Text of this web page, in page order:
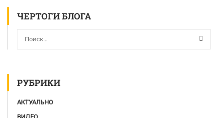
ЧЕРТОГИ БЛОГА
РУБРИКИ
АКТУАЛЬНО
ВИДЕО